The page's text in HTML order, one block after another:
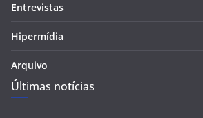
Entrevistas
Hipermídia
Arquivo
Últimas notícias